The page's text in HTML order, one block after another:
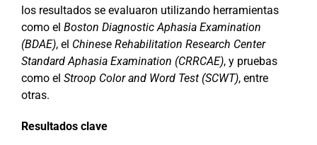
los resultados se evaluaron utilizando herramientas
como el Boston Diagnostic Aphasia Examination
(BDAE), el Chinese Rehabilitation Research Center
Standard Aphasia Examination (CRRCAE), y pruebas
como el Stroop Color and Word Test (SCWT), entre
otras.
Resultados clave